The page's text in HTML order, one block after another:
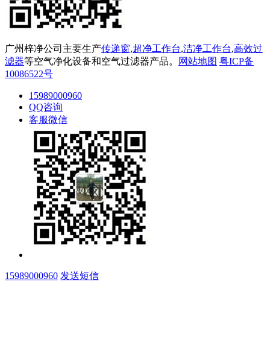
广州梓净公司主要生产传递窗,超净工作台,洁净工作台,高效过
滤器等空气净化设备和空气过滤器产品。 网站地图 粤ICP备
10086522号
15989000960
QQ咨询
客服微信
15989000960 发送短信